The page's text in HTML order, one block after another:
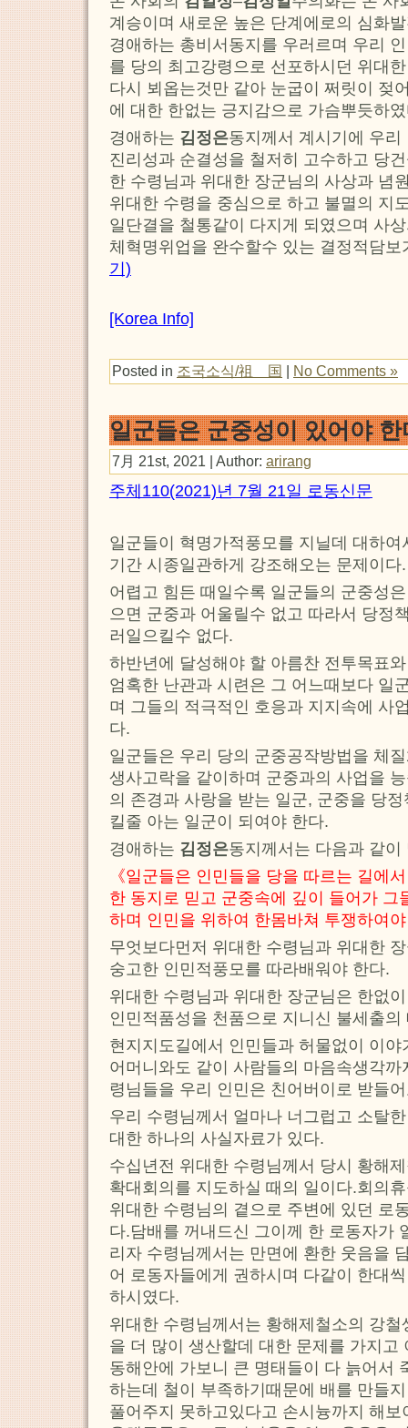
계승이며 새로운 높은 단계에로의 심화
경애하는 총비서동지를 우러르며 우리
를 당의 최고강령으로 선포하시던 위대
다시 뵈옵는것만 같아 눈굽이 쩌릿이 젖
에 대한 한없는 긍지감으로 가슴뿌듯하
경애하는 김정은동지께서 계시기에 우
진리성과 순결성을 철저히 고수하고 당
한 수령님과 위대한 장군님의 사상과 념
위대한 수령을 중심으로 하고 불멸의 지
일단결을 철통같이 다지게 되였으며 사
체혁명위업을 완수할수 있는 결정적담
기)
[Korea Info]
Posted in 조국소식/祖 国 No Comments »
일군들은 군중성이 있어야 한
7月 21st, 2021 | Author: arirang
주체110(2021)년 7월 21일 로동신문
일군들이 혁명가적풍모를 지닐데 대하
기간 시종일관하게 강조해오는 문제이다.
어렵고 힘든 때일수록 일군들의 군중성
으면 군중과 어울릴수 없고 따라서 당정
러일으킬수 없다.
하반년에 달성해야 할 아름찬 전투목표
엄혹한 난관과 시련은 그 어느때보다 일
며 그들의 적극적인 호응과 지지속에 사
다.
일군들은 우리 당의 군중공작방법을 체
생사고락을 같이하며 군중과의 사업을
의 존경과 사랑을 받는 일군, 군중을 당
킬줄 아는 일군이 되여야 한다.
경애하는 김정은동지께서는 다음과 같이
《일군들은 인민들을 당을 따르는 길에
한 동지로 믿고 군중속에 깊이 들어가 그
하며 인민을 위하여 한몸바쳐 투쟁하여
무엇보다먼저 위대한 수령님과 위대한
숭고한 인민적풍모를 따라배워야 한다.
위대한 수령님과 위대한 장군님은 한없
인민적품성을 천품으로 지니신 불세출의
현지지도길에서 인민들과 허물없이 이
어머니와도 같이 사람들의 마음속생각
령님들을 우리 인민은 친어버이로 받들
우리 수령님께서 얼마나 너그럽고 소탈
대한 하나의 사실자료가 있다.
수십년전 위대한 수령님께서 당시 황해
확대회의를 지도하실 때의 일이다.회의
위대한 수령님의 곁으로 주변에 있던 로
다.담배를 꺼내드신 그이께 한 로동자가
리자 수령님께서는 만면에 환한 웃음을
어 로동자들에게 권하시며 다같이 한대
하시였다.
위대한 수령님께서는 황해제철소의 강
을 더 많이 생산할데 대한 문제를 가지고
동해안에 가보니 큰 명태들이 다 늙어서
하는데 철이 부족하기때문에 배를 만들
풀어주지 못하고있다고 손시늉까지 해